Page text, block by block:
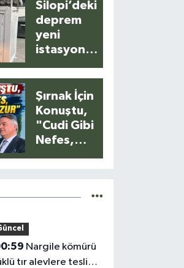
Silopi’deki
deprem
yeni
istasyonla
kaydedildi
Şırnak İçin
Konuştu,
"Cudi Gibi
Nefes,
tır alevlere teslim